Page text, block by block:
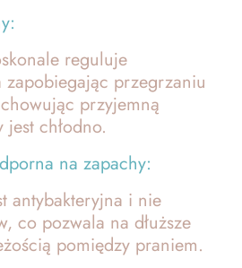
reguluje
zapobiegając przegrzaniu
przyjemną
jest chłodno.
na zapachy:
antybakteryjna i nie
co pozwala na dłuższe
pomiędzy praniem.